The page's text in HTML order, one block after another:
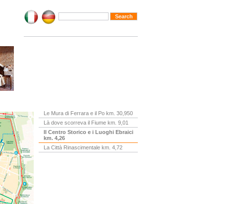
Le Mura di Ferrara e il Po km. 30,950
Là dove scorreva il Fiume km. 9,01
Il Centro Storico e i Luoghi Ebraici
km. 4,26
La Città Rinascimentale km. 4,72